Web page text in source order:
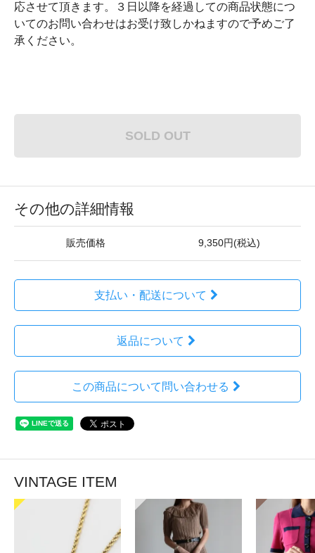
応させて頂きます。３日以降を経過しての商品状態につ
いてのお問い合わせはお受け致しかねますので予めご了
承ください。
SOLD OUT
その他の詳細情報
販売価格 9,350円(税込)
支払い・配送について
返品について
この商品について問い合わせる
VINTAGE ITEM